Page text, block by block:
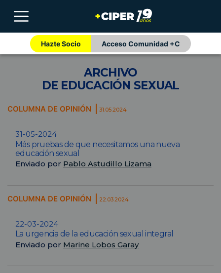
Hazte Socio Acceso Comunidad +C
ARCHIVO
DE EDUCACIÓN SEXUAL
COLUMNA DE OPINIÓN 31.05.2024
31-05-2024
Más pruebas de que necesitamos una nueva
educación sexual
Enviado por Pablo Astudillo Lizama
COLUMNA DE OPINIÓN 22.03.2024
22-03-2024
La urgencia de la educación sexual integral
Enviado por Marine Lobos Garay